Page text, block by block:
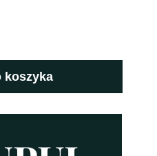
koszyka